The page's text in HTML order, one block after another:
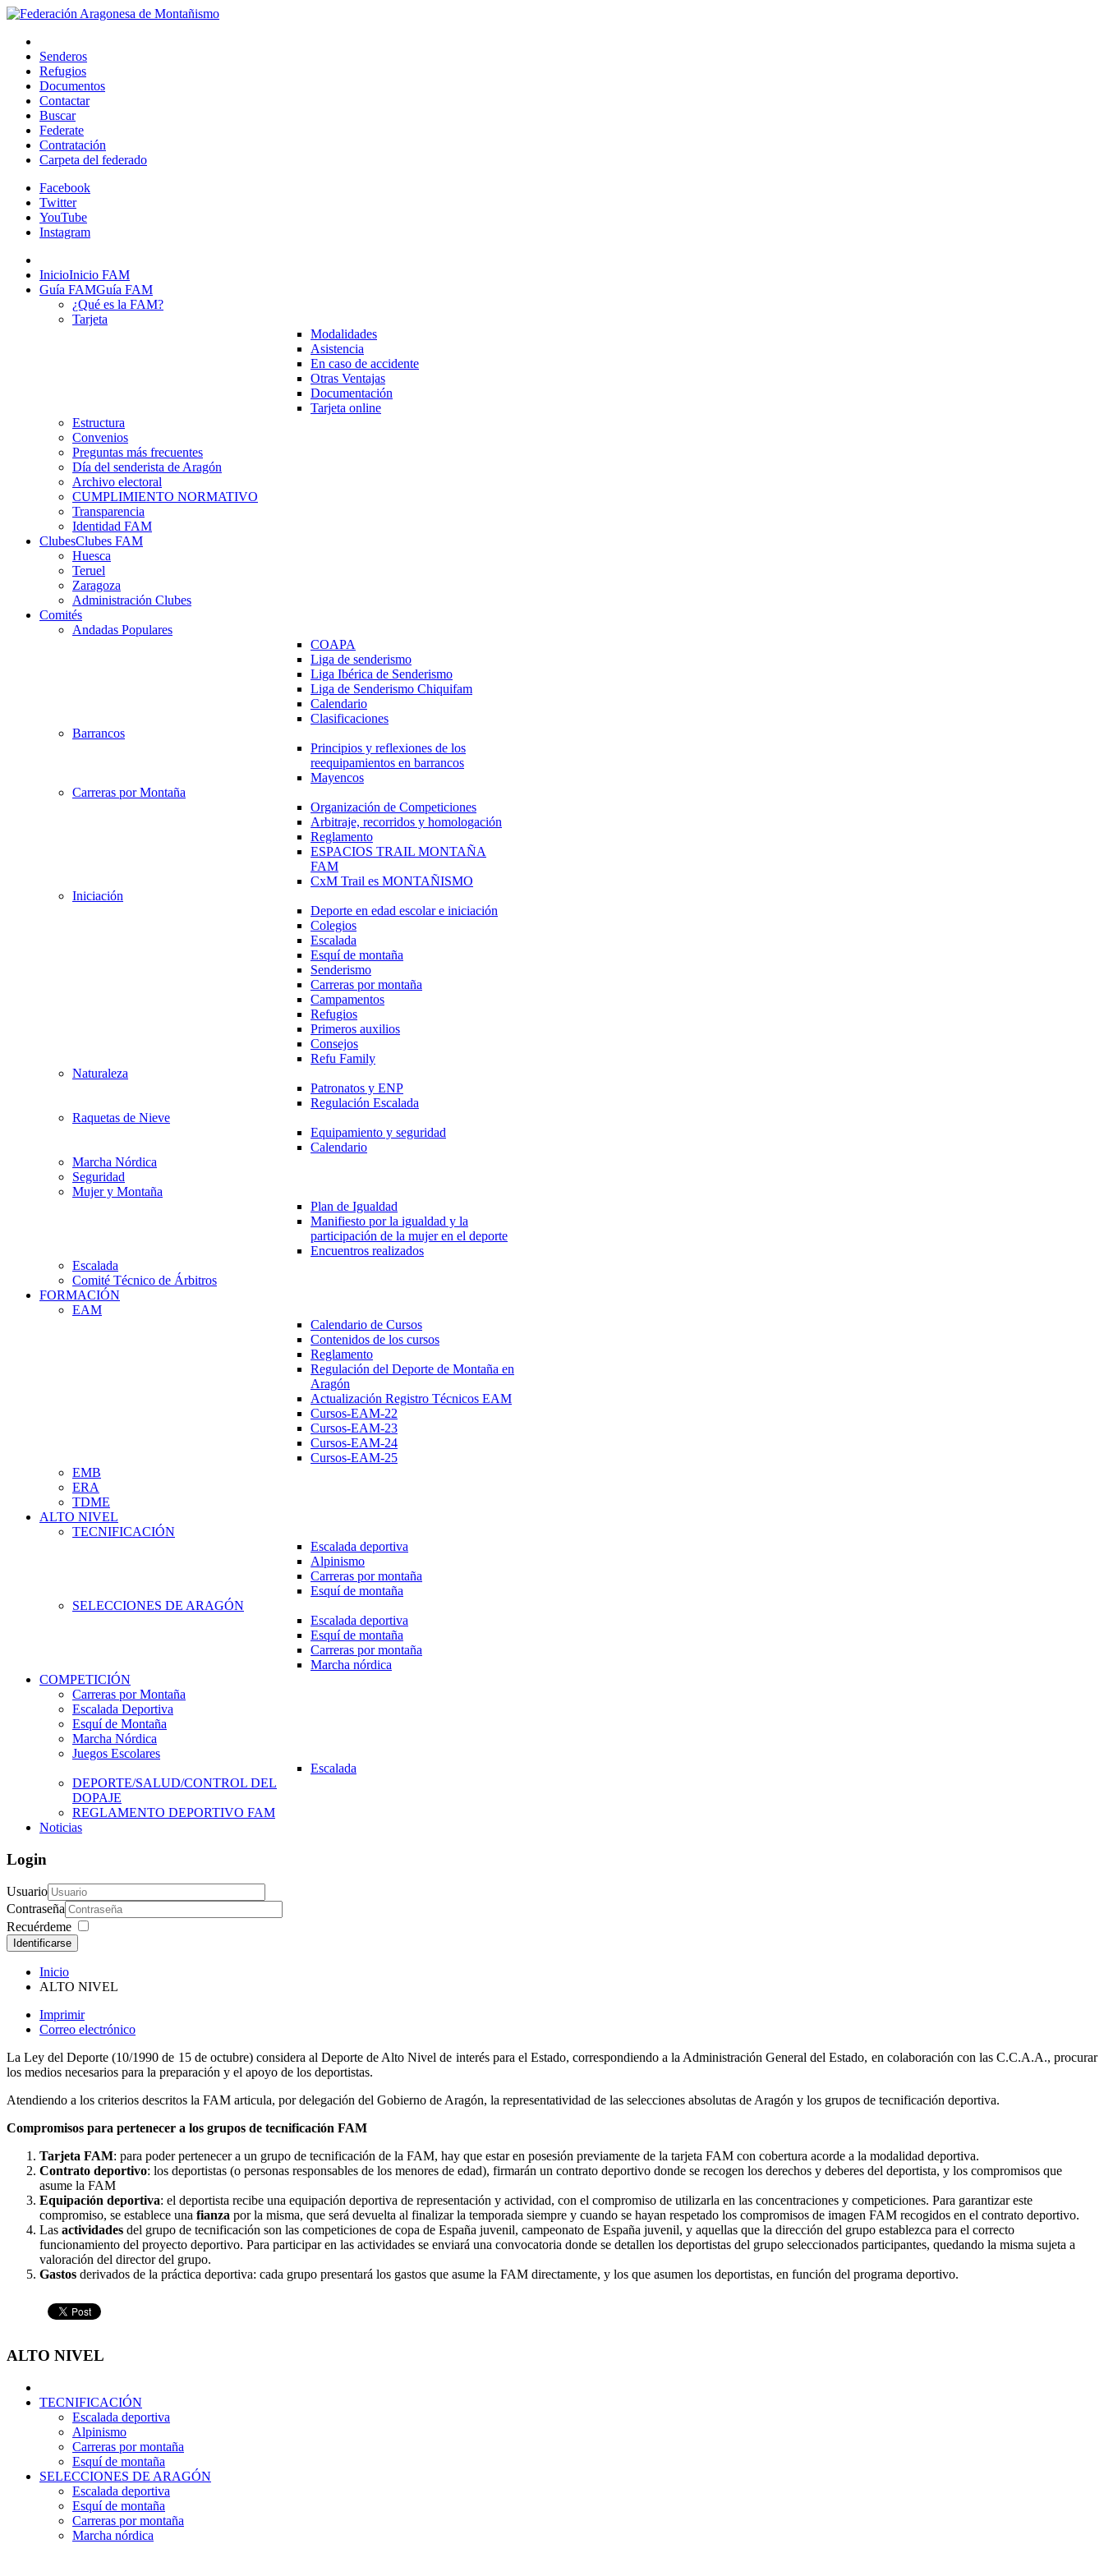
Senderos
Refugios
Documentos
Contactar
Buscar
Federate
Contratación
Carpeta del federado
Facebook
Twitter
YouTube
Instagram
InicioInicio FAM
Guía FAMGuía FAM
¿Qué es la FAM?
Tarjeta
Modalidades
Asistencia
En caso de accidente
Otras Ventajas
Documentación
Tarjeta online
Estructura
Convenios
Preguntas más frecuentes
Día del senderista de Aragón
Archivo electoral
CUMPLIMIENTO NORMATIVO
Transparencia
Identidad FAM
ClubesClubes FAM
Huesca
Teruel
Zaragoza
Administración Clubes
Comités
Andadas Populares
COAPA
Liga de senderismo
Liga Ibérica de Senderismo
Liga de Senderismo Chiquifam
Calendario
Clasificaciones
Barrancos
Principios y reflexiones de los
reequipamientos en barrancos
Mayencos
Carreras por Montaña
Organización de Competiciones
Arbitraje, recorridos y homologación
Reglamento
ESPACIOS TRAIL MONTAÑA
FAM
CxM Trail es MONTAÑISMO
Iniciación
Deporte en edad escolar e iniciación
Colegios
Escalada
Esquí de montaña
Senderismo
Carreras por montaña
Campamentos
Refugios
Primeros auxilios
Consejos
Refu Family
Naturaleza
Patronatos y ENP
Regulación Escalada
Raquetas de Nieve
Equipamiento y seguridad
Calendario
Marcha Nórdica
Seguridad
Mujer y Montaña
Plan de Igualdad
Manifiesto por la igualdad y la
participación de la mujer en el deporte
Encuentros realizados
Escalada
Comité Técnico de Árbitros
FORMACIÓN
EAM
Calendario de Cursos
Contenidos de los cursos
Reglamento
Regulación del Deporte de Montaña en
Aragón
Actualización Registro Técnicos EAM
Cursos-EAM-22
Cursos-EAM-23
Cursos-EAM-24
Cursos-EAM-25
EMB
ERA
TDME
ALTO NIVEL
TECNIFICACIÓN
Escalada deportiva
Alpinismo
Carreras por montaña
Esquí de montaña
SELECCIONES DE ARAGÓN
Escalada deportiva
Esquí de montaña
Carreras por montaña
Marcha nórdica
COMPETICIÓN
Carreras por Montaña
Escalada Deportiva
Esquí de Montaña
Marcha Nórdica
Juegos Escolares
Escalada
DEPORTE/SALUD/CONTROL DEL
DOPAJE
REGLAMENTO DEPORTIVO FAM
Noticias
Login
Usuario
Contraseña
Recuérdeme
Identificarse
Inicio
ALTO NIVEL
Imprimir
Correo electrónico
La Ley del Deporte (10/1990 de 15 de octubre) considera al Deporte de Alto Nivel de interés para el Estado, correspondiendo a la Administración General del Estado, en colaboración con las C.C.A.A., procurar
los medios necesarios para la preparación y el apoyo de los deportistas.
Atendiendo a los criterios descritos la FAM articula, por delegación del Gobierno de Aragón, la representatividad de las selecciones absolutas de Aragón y los grupos de tecnificación deportiva.
Compromisos para pertenecer a los grupos de tecnificación FAM
Tarjeta FAM: para poder pertenecer a un grupo de tecnificación de la FAM, hay que estar en posesión previamente de la tarjeta FAM con cobertura acorde a la modalidad deportiva.
Contrato deportivo: los deportistas (o personas responsables de los menores de edad), firmarán un contrato deportivo donde se recogen los derechos y deberes del deportista, y los compromisos que
asume la FAM
Equipación deportiva: el deportista recibe una equipación deportiva de representación y actividad, con el compromiso de utilizarla en las concentraciones y competiciones. Para garantizar este
compromiso, se establece una fianza por la misma, que será devuelta al finalizar la temporada siempre y cuando se hayan respetado los compromisos de imagen FAM recogidos en el contrato deportivo.
Las actividades del grupo de tecnificación son las competiciones de copa de España juvenil, campeonato de España juvenil, y aquellas que la dirección del grupo establezca para el correcto
funcionamiento del proyecto deportivo. Para participar en las actividades se enviará una convocatoria donde se detallen los deportistas del grupo seleccionados participantes, quedando la misma sujeta a
valoración del director del grupo.
Gastos derivados de la práctica deportiva: cada grupo presentará los gastos que asume la FAM directamente, y los que asumen los deportistas, en función del programa deportivo.
ALTO NIVEL
TECNIFICACIÓN
Escalada deportiva
Alpinismo
Carreras por montaña
Esquí de montaña
SELECCIONES DE ARAGÓN
Escalada deportiva
Esquí de montaña
Carreras por montaña
Marcha nórdica